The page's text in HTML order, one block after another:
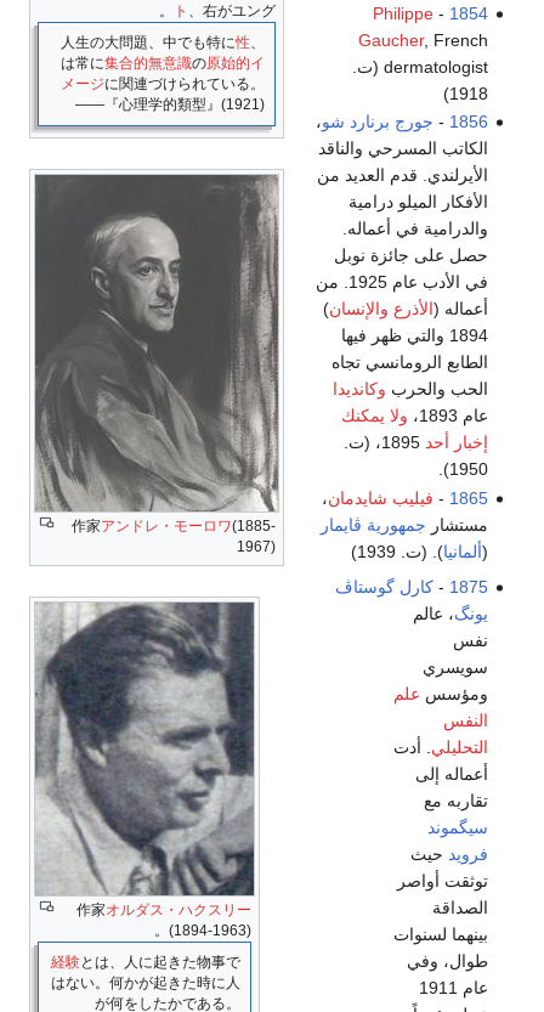
ト 、右がユング。
人生の大問題、中でも特に性、
は常に集合的無意識の原始的イ
メージに関連づけられている。
――『心理学的類型』(1921)
作家アンドレ・モーロワ(1885-
1967)
作家オルダス・ハクスリー
(1894-1963)。
経験とは、人に起きた物事で
はない。何かが起きた時に人
が何をしたかである。
1854
-
Philippe
Gaucher, French
dermatologist (ت.
1918)
1856
- جورج برنارد شو،
الكاتب المسرحي والناقد
الأيرلندي. قدم العديد من
الأفكار الميلو درامية
والدرامية في أعماله.
حصل على جائزة نوبل
في الأدب عام 1925. من
أعماله (الأذرع والإنسان)
1894 والتي ظهر فيها
الطابع الرومانسي تجاه
الحب والحرب وكانديدا
عام 1893،
ولا يمكنك
إخبار أحد
1895، (ت.
1950).
1865
- فيليب شايدمان،
مستشار جمهورية ڤايمار
(ألمانيا). (ت. 1939)
1875
-كارل گوستاڤ
يونگ، عالم
نفس
سويسري
ومؤسس علم
النفس
التحليلي . أدت
أعماله إلى
تقاربه مع
سيگموند
فرويد حيث
توثقت أواصر
الصداقة
بينهما لسنوات
طوال، وفي
عام 1911